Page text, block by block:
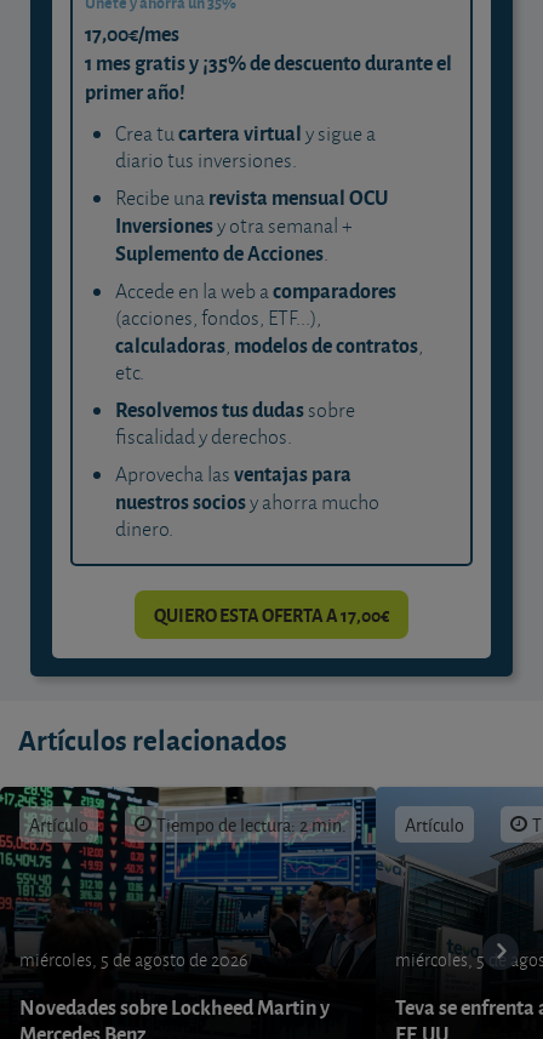
17,00€/mes
1 mes gratis y ¡35% de descuento durante el
primer año!
Crea tucartera virtualy sigue a
diario tus inversiones.
Recibe unarevista mensual OCU
Inversionesy otra semanal +
Suplemento de Acciones.
Accede en la web acomparadores
(acciones, fondos, ETF...),
calculadoras, modelos de contratos,
etc.
Resolvemos tus dudassobre
fiscalidad y derechos.
Aprovecha lasventajas para
nuestros sociosy ahorra mucho
dinero.
QUIERO ESTA OFERTA A 17,00€
Artículos relacionados
Artículo Tiempo de lectura: 2 min.
miércoles, 5 de agosto de 2026
Novedades sobre Lockheed Martin y
Mercedes Benz
Artículo
miércoles, 5 de
Teva se enfrenta
EE.UU